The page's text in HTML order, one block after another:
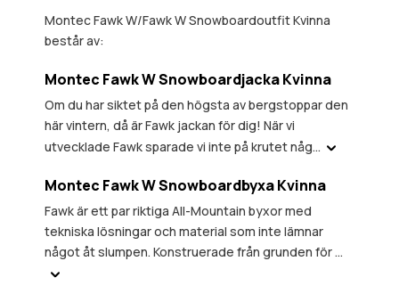
Montec Fawk W/Fawk W Snowboardoutfit Kvinna
består av:
Montec Fawk W Snowboardjacka Kvinna
Om du har siktet på den högsta av bergstoppar den
här vintern, då är Fawk jackan för dig! När vi
utvecklade Fawk sparade vi inte på krutet någ...
Montec Fawk W Snowboardbyxa Kvinna
Fawk är ett par riktiga All-Mountain byxor med
tekniska lösningar och material som inte lämnar
något åt slumpen. Konstruerade från grunden för ...